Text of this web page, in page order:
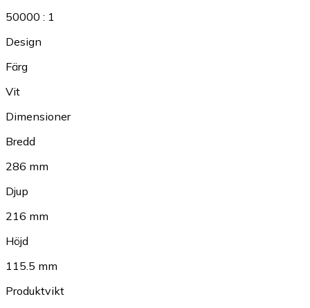
50000 : 1
Design
Färg
Vit
Dimensioner
Bredd
286 mm
Djup
216 mm
Höjd
115.5 mm
Produktvikt